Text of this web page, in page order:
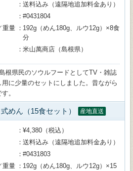
送料込み（遠隔地追加料金あり）
#0431804
重量
192g（めん180g、ルウ12g）×8食
分
米山萬商店（島根県）
根県民のソウルフードとしてTV・雑誌
に少量のセットにしました。昔ながら
。
めん（15食セット） 産地直送
¥4,380（税込）
送料込み（遠隔地追加料金あり）
#0431803
重量
192g（めん180g、ルウ12g）×15